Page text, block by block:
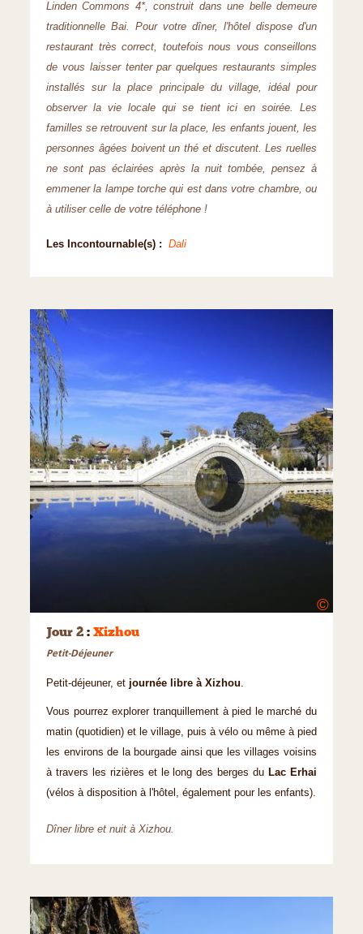
Linden Commons 4*, construit dans une belle demeure
traditionnelle Bai. Pour votre dîner, l'hôtel dispose d'un
restaurant très correct, toutefois nous vous conseillons
de vous laisser tenter par quelques restaurants simples
installés sur la place principale du village, idéal pour
observer la vie locale qui se tient ici en soirée. Les
familles se retrouvent sur la place, les enfants jouent, les
personnes âgées boivent un thé et discutent. Les ruelles
ne sont pas éclairées après la nuit tombée, pensez à
emmener la lampe torche qui est dans votre chambre, ou
à utiliser celle de votre téléphone !
Les Incontournable(s) : Dali
©
Jour 2 : Xizhou
Petit-Déjeuner
Petit-déjeuner, et journée libre à Xizhou.
Vous pourrez explorer tranquillement à pied le marché du
matin (quotidien) et le village, puis à vélo ou même à pied
les environs de la bourgade ainsi que les villages voisins
à travers les rizières et le long des berges du Lac Erhai
(vélos à disposition à l'hôtel, également pour les enfants).
Dîner libre et nuit à Xizhou.